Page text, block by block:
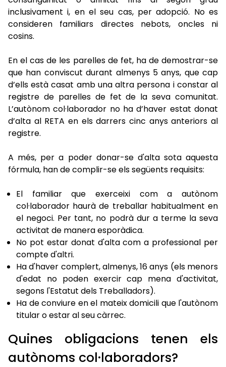
inclusivament i, en el seu cas, per adopció. No es
consideren familiars directes nebots, oncles ni
cosins.
En el cas de les parelles de fet, ha de demostrar-se
que han conviscut durant almenys 5 anys, que cap
d’ells està casat amb una altra persona i constar al
registre de parelles de fet de la seva comunitat.
L’autònom col·laborador no ha d’haver estat donat
d’alta al RETA en els darrers cinc anys anteriors al
registre.
A més, per a poder donar-se d'alta sota aquesta
fórmula, han de complir-se els següents requisits:
El familiar que exerceixi com a autònom
col·laborador haurà de treballar habitualment en
el negoci. Per tant, no podrà dur a terme la seva
activitat de manera esporàdica.
No pot estar donat d'alta com a professional per
compte d'altri.
Ha d'haver complert, almenys, 16 anys (els menors
d'edat no poden exercir cap mena d'activitat,
segons l'Estatut dels Treballadors).
Ha de conviure en el mateix domicili que l'autònom
titular o estar al seu càrrec.
Quines obligacions tenen els
autònoms col·laboradors?